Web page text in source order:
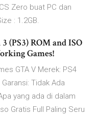
Zero buat PC dan
: 1.2GB.
(PS3) ROM and ISO
Games!
GTA V Merek: PS4
Tidak Ada
yang ada di dalam
Gratis Full Paling Seru